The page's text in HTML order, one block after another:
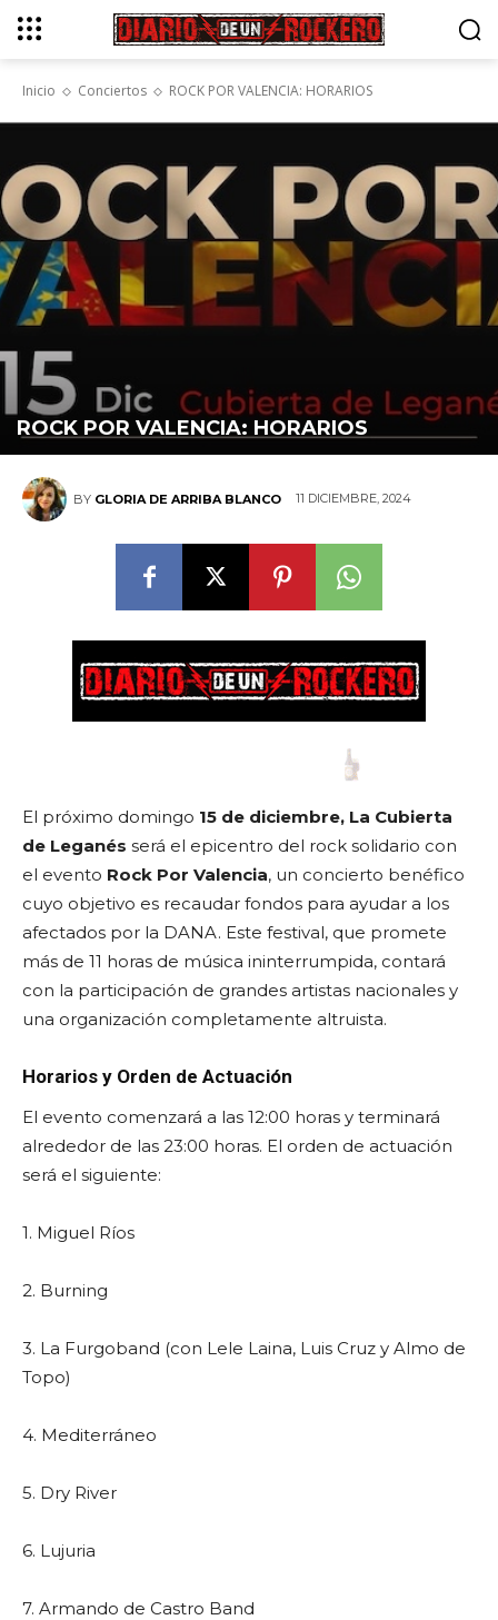
Inicio Conciertos ROCK POR VALENCIA: HORARIOS
ROCK POR VALENCIA: HORARIOS
BY GLORIA DE ARRIBA BLANCO 11 DICIEMBRE, 2024
El próximo domingo 15 de diciembre, La Cubierta
de Leganés será el epicentro del rock solidario con
el evento Rock Por Valencia, un concierto benéfico
cuyo objetivo es recaudar fondos para ayudar a los
afectados por la DANA. Este festival, que promete
más de 11 horas de música ininterrumpida, contará
con la participación de grandes artistas nacionales y
una organización completamente altruista.
Horarios y Orden de Actuación
El evento comenzará a las 12:00 horas y terminará
alrededor de las 23:00 horas. El orden de actuación
será el siguiente:
1. Miguel Ríos
2. Burning
3. La Furgoband (con Lele Laina, Luis Cruz y Almo de
Topo)
4. Mediterráneo
5. Dry River
6. Lujuria
7. Armando de Castro Band